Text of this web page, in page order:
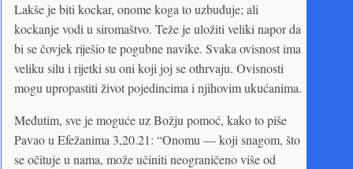
Lakše je biti kockar, onome koga to uzbuđuje; ali
kockanje vodi u siromaštvo. Teže je uložiti veliki napor da
bi se čovjek riješio te pogubne navike. Svaka ovisnost ima
veliku silu i rijetki su oni koji joj se othrvaju. Ovisnosti
mogu upropastiti život pojedincima i njihovim ukućanima.
Međutim, sve je moguće uz Božju pomoć, kako to piše
Pavao u Efežanima 3,20.21: “Onomu — koji snagom, što
se očituje u nama, može učiniti neograničeno više od